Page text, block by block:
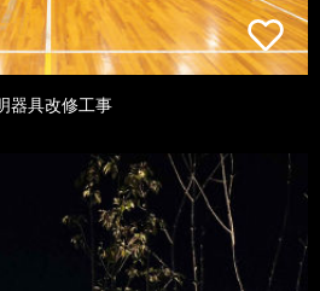
器具改修工事